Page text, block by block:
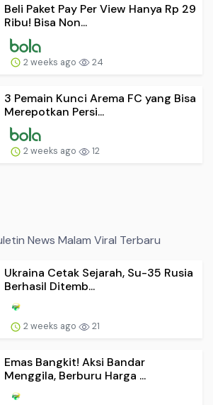
Beli Paket Pay Per View Hanya Rp 29
Ribu! Bisa Non...
2 weeks ago 24
3 Pemain Kunci Arema FC yang Bisa
Merepotkan Persi...
2 weeks ago 12
News Malam Viral Terbaru
Ukraina Cetak Sejarah, Su-35 Rusia
Berhasil Ditemb...
2 weeks ago 21
Emas Bangkit! Aksi Bandar
Menggila, Berburu Harga ...